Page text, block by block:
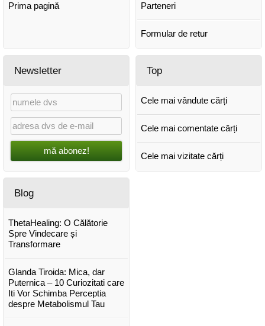
Prima pagină Parteneri
Formular de retur
Newsletter
mă abonez!
Top
Cele mai vândute cărți
Cele mai comentate cărți
Cele mai vizitate cărți
Blog
ThetaHealing: O Călătorie
Spre Vindecare și
Transformare
Glanda Tiroida: Mica, dar
Puternica – 10 Curiozitati care
Iti Vor Schimba Perceptia
despre Metabolismul Tau